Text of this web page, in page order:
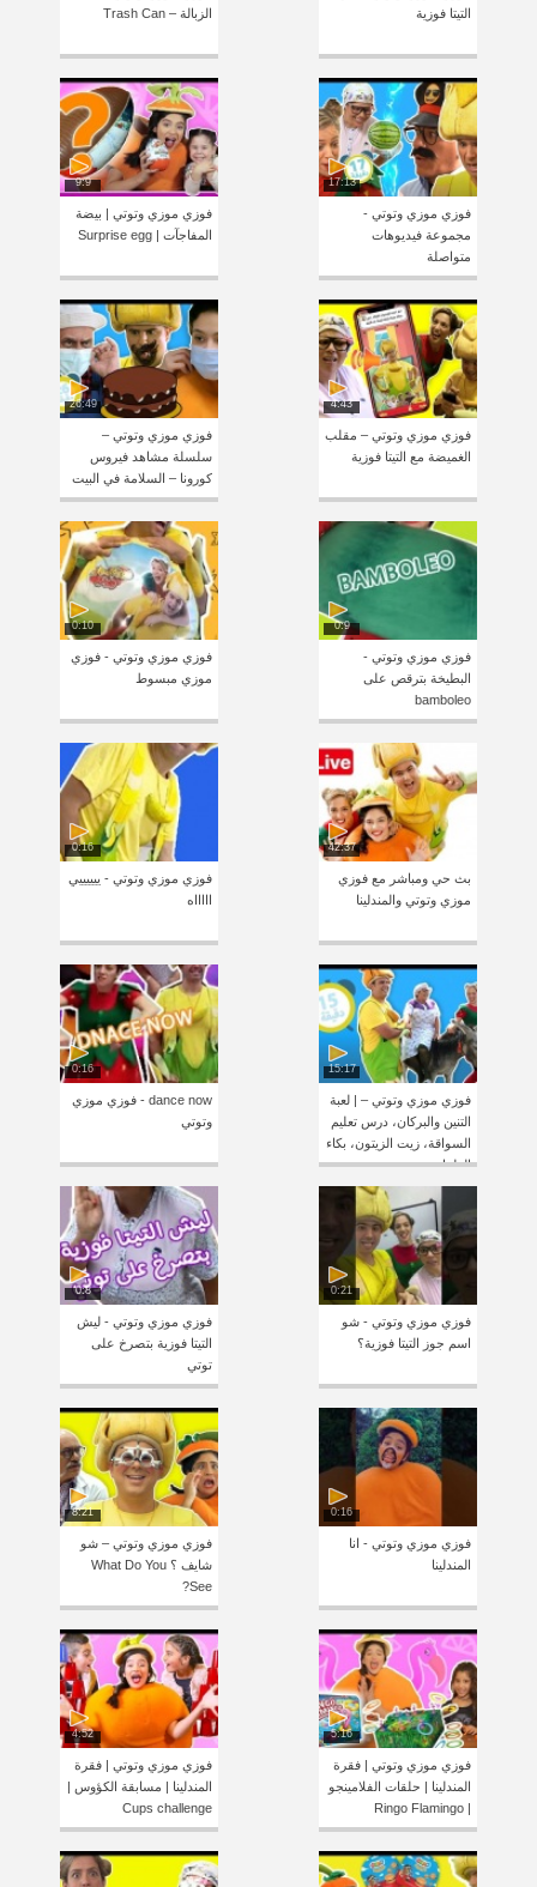
التيتا فوزية
الزبالة – Trash Can
17:13
فوزي موزي وتوتي -
مجموعة فيديوهات
متواصلة
9:9
فوزي موزي وتوتي | بيضة
المفاجآت | Surprise egg
4:43
فوزي موزي وتوتي – مقلب
الغميضة مع التيتا فوزية
26:49
فوزي موزي وتوتي –
سلسلة مشاهد فيروس
كورونا – السلامة في البيت
0:9
فوزي موزي وتوتي -
البطيخة بترقص على
bamboleo
0:10
فوزي موزي وتوتي - فوزي
موزي مبسوط
42:37
بث حي ومباشر مع فوزي
موزي وتوتي والمندلينا
0:16
فوزي موزي وتوتي - ييييييي
اااااه
15:17
فوزي موزي وتوتي – | لعبة
التنين والبركان، درس تعليم
السواقة، زيت الزيتون، بكاء
الطفل
0:16
dance now - فوزي موزي
وتوتي
0:21
فوزي موزي وتوتي - شو
اسم جوز التيتا فوزية؟
0:8
فوزي موزي وتوتي - ليش
التيتا فوزية بتصرخ على
توتي
0:16
فوزي موزي وتوتي - انا
المندلينا
8:21
فوزي موزي وتوتي – شو
شايف ؟ What Do You
See?
5:16
فوزي موزي وتوتي | فقرة
المندلينا | حلقات الفلامينجو
| Ringo Flamingo
4:52
فوزي موزي وتوتي | فقرة
المندلينا | مسابقة الكؤوس |
Cups challenge